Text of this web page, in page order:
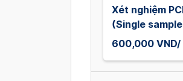
Xét nghiệm
(Single
600,000 VND/